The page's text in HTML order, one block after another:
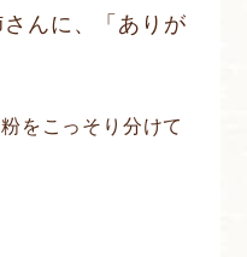
んに、「ありが
をこっそり分けて